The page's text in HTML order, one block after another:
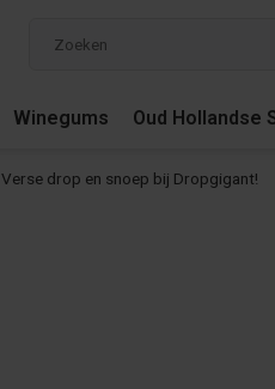
Winegums Oud Hollandse
Verse drop en snoep bij Dropgigant!